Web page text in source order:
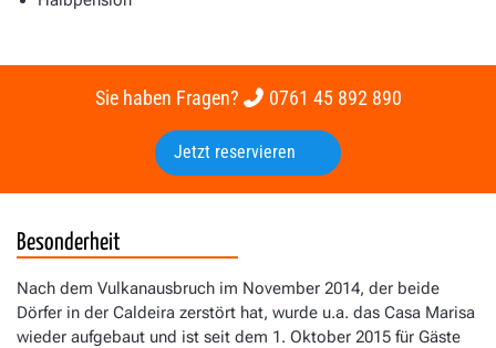
Sie haben Fragen? 0761 45 892 890
Jetzt reservieren
Besonderheit
Nach dem Vulkanausbruch im November 2014, der beide
Dörfer in der Caldeira zerstört hat, wurde u.a. das Casa Marisa
wieder aufgebaut und ist seit dem 1. Oktober 2015 für Gäste